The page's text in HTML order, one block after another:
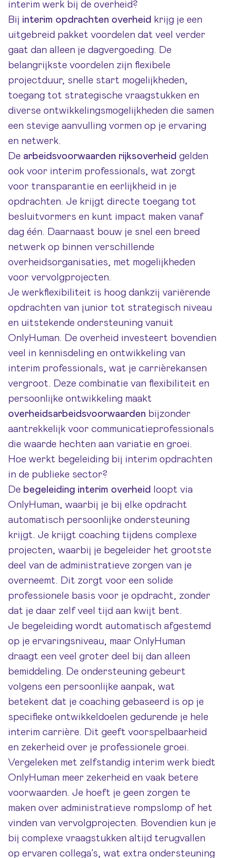
interim werk bij de overheid?
Bij interim opdrachten overheid krijg je een
uitgebreid pakket voordelen dat veel verder
gaat dan alleen je dagvergoeding. De
belangrijkste voordelen zijn flexibele
projectduur, snelle start mogelijkheden,
toegang tot strategische vraagstukken en
diverse ontwikkelingsmogelijkheden die samen
een stevige aanvulling vormen op je ervaring
en netwerk.
De arbeidsvoorwaarden rijksoverheid gelden
ook voor interim professionals, wat zorgt
voor transparantie en eerlijkheid in je
opdrachten. Je krijgt directe toegang tot
besluitvormers en kunt impact maken vanaf
dag één. Daarnaast bouw je snel een breed
netwerk op binnen verschillende
overheidsorganisaties, met mogelijkheden
voor vervolgprojecten.
Je werkflexibiliteit is hoog dankzij variërende
opdrachten van junior tot strategisch niveau
en uitstekende ondersteuning vanuit
OnlyHuman. De overheid investeert bovendien
veel in kennisdeling en ontwikkeling van
interim professionals, wat je carrièrekansen
vergroot. Deze combinatie van flexibiliteit en
persoonlijke ontwikkeling maakt
overheidsarbeidsvoorwaarden bijzonder
aantrekkelijk voor communicatieprofessionals
die waarde hechten aan variatie en groei.
Hoe werkt begeleiding bij interim opdrachten
in de publieke sector?
De begeleiding interim overheid
loopt via
OnlyHuman, waarbij je bij elke opdracht
automatisch persoonlijke ondersteuning
krijgt. Je krijgt coaching tijdens complexe
projecten, waarbij je begeleider het grootste
deel van de administratieve zorgen van je
overneemt. Dit zorgt voor een solide
professionele basis voor je opdracht, zonder
dat je daar zelf veel tijd aan kwijt bent.
Je begeleiding wordt automatisch afgestemd
op je ervaringsniveau, maar OnlyHuman
draagt een veel groter deel bij dan alleen
bemiddeling. De ondersteuning gebeurt
volgens een persoonlijke aanpak, wat
betekent dat je coaching gebaseerd is op je
specifieke ontwikkeldoelen gedurende je hele
interim carrière. Dit geeft voorspelbaarheid
en zekerheid over je professionele groei.
Vergeleken met zelfstandig interim werk biedt
OnlyHuman meer zekerheid en vaak betere
voorwaarden. Je hoeft je geen zorgen te
maken over administratieve rompslomp of het
vinden van vervolgprojecten. Bovendien kun je
bij complexe vraagstukken altijd terugvallen
op ervaren collega’s, wat extra ondersteuning